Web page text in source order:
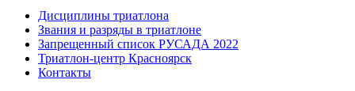
Дисциплины триатлона
Звания и разряды в триатлоне
Запрещенный список РУСАДА 2022
Триатлон-центр Красноярск
Контакты